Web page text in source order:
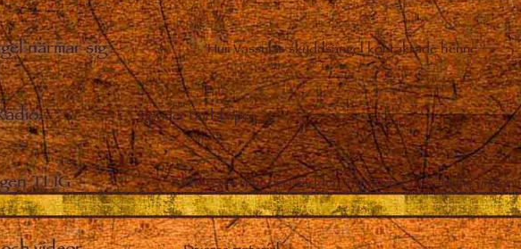
närmar sig– Hur Vassulas skyddsängel kontaktade henne
– Sprider Budskapen
TLIG– Aktiviteter runt om i världen, rapporter och andlig